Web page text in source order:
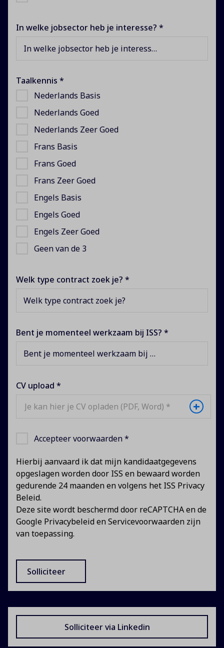
In welke jobsector heb je interesse? *
In welke jobsector heb je interesse?
Taalkennis *
Nederlands Basis
Nederlands Goed
Nederlands Zeer Goed
Frans Basis
Frans Goed
Frans Zeer Goed
Engels Basis
Engels Goed
Engels Zeer Goed
Geen van de 3
Welk type contract zoek je? *
Welk type contract zoek je?
Bent je momenteel werkzaam bij ISS? *
Bent je momenteel werkzaam bij ISS?
CV upload *
Je kan hier je CV opladen (PDF, Word) *
+
Accepteer voorwaarden *
Hierbij aanvaard ik dat mijn kandidaatgegevens
opgeslagen worden door ISS en bewaard worden
gedurende 24 maanden en volgens het ISS Privacy
Beleid.
Deze site wordt beschermd door reCAPTCHA en de
Google PrivacybeleidenServicevoorwaarden zijn
van toepassing.
Solliciteer
Solliciteer via Linkedin